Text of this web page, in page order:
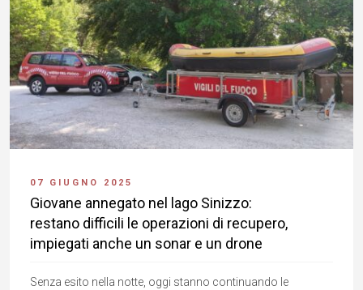
07 GIUGNO 2025
Giovane annegato nel lago Sinizzo:
restano difficili le operazioni di recupero,
impiegati anche un sonar e un drone
Senza esito nella notte, oggi stanno continuando le